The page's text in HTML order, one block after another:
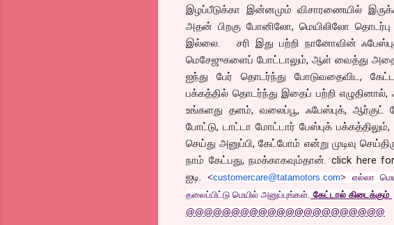
இழப்பீடுக்கா இன்னமும் விசாரணையில்
அதன் பிறகு போனிலோ, மெயிலிலோ
இல்லை. சரி இது பற்றி நானோவின்
மெசேஜுகளைப் போட்டாலும், ஆள் வைத்து அதை
ஐந்து பேர் தொடர்ந்து போடுவதைவிட,
பக்கத்தில் தொடர்ந்து இதைப் பற்றி
உங்களது தளம், வலைப்பூ, ஃபேஸ்புக்,
போட்டு, டாட்டா மோட்டார் பேஸ்புக்
செய்து அனுப்பி, கேட்போம் என்று முடிவு
நாம் கேட்பது, நமக்காகவும்தான். click here
ஐடி.
<customercare@tatamotors.com> எல்லா
தலைப்பிட்டு மெயில் அனுப்புங்கள். கேட்டால் கிடைக்கும்
@@@@@@@@@@@@@@@@@@@@@@